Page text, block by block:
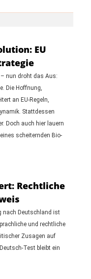
EU
nun droht das Aus:
Die Hoffnung,
an EU-Regeln,
Stattdessen
Doch auch hier lauern
scheiternden Bio-
Rechtliche
nach Deutschland ist
und rechtliche
Zusagen auf
Test bleibt ein